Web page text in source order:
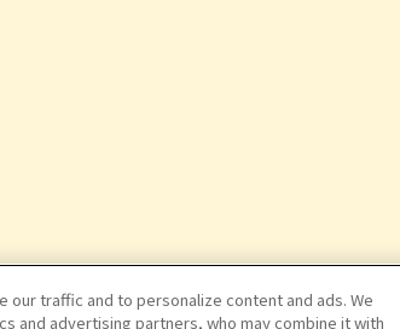
traffic and to personalize content and ads. We
and advertising partners, who may combine it with